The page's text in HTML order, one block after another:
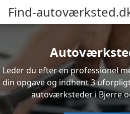
Find-
Leder du efter en professionel
din opgave og indhent 3
autoværksteder i Bjerre